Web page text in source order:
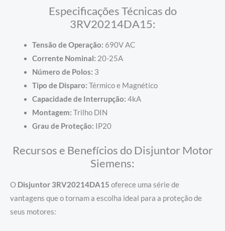
Especificações Técnicas do
3RV20214DA15:
Tensão de Operação: 690V AC
Corrente Nominal: 20-25A
Número de Polos: 3
Tipo de Disparo: Térmico e Magnético
Capacidade de Interrupção: 4kA
Montagem: Trilho DIN
Grau de Proteção: IP20
Recursos e Benefícios do Disjuntor Motor
Siemens:
O Disjuntor 3RV20214DA15 oferece uma série de
vantagens que o tornam a escolha ideal para a proteção de
seus motores: